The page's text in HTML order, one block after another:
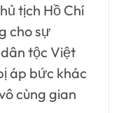
tịch Hồ Chí
cho sự
tộc Việt
áp bức khác
cùng gian